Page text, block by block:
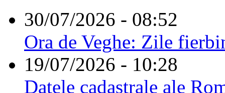
30/07/2026 - 08:52
Ora de Veghe: Zile
19/07/2026 - 10:28
Datele cadastrale ale